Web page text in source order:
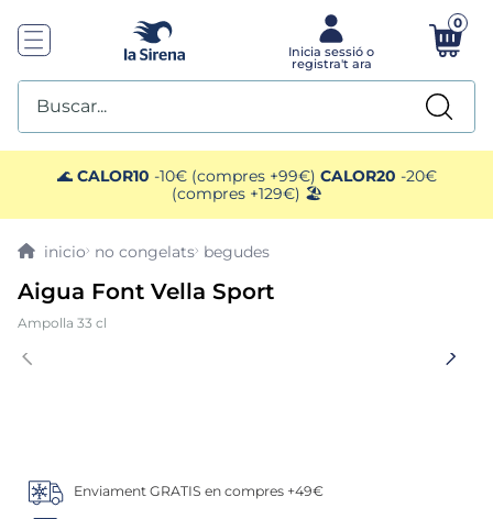
0
Buscar...
🌊 CALOR10 -10€ (compres +99€) CALOR20 -20€
(compres +129€) 🏖️
no congelats begudes
Aigua Font Vella Sport
Ampolla 33 cl
Enviament GRATIS en compres +49€
TOP SEARCHES
1. mejillones
3 mango
6. gelats sirena